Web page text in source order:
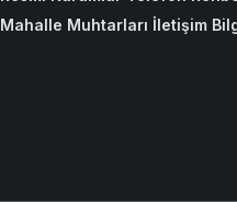
Mahalle Muhtarları İletişim